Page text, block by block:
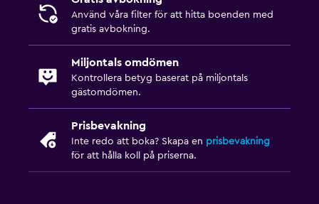
Använd våra filter för att hitta boenden med
gratis avbokning.
Miljontals omdömen
Kontrollera betyg baserat på miljontals
gästomdömen.
Prisbevakning
Inte redo att boka? Skapa en prisbevakning
för att hålla koll på priserna.